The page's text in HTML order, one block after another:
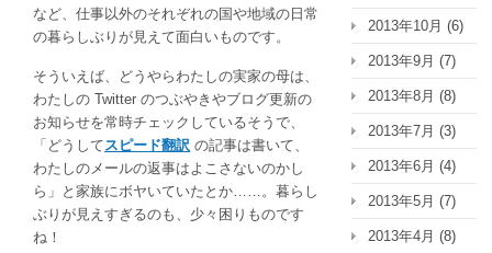
など、仕事以外のそれぞれの国や地域の日常
の暮らしぶりが見えて面白いものです。
そういえば、どうやらわたしの実家の母は、
わたしの Twitter のつぶやきやブログ更新の
お知らせを常時チェックしているそうで、
「どうして スピード翻訳 の記事は書いて、
わたしのメールの返事はよこさないのかし
ら」と家族にボヤいていたとか……。暮らし
ぶりが見えすぎるのも、少々困りものです
ね！
2013年10月 (6)
2013年9月 (7)
2013年8月 (8)
2013年7月 (3)
2013年6月 (4)
2013年5月 (7)
2013年4月 (8)